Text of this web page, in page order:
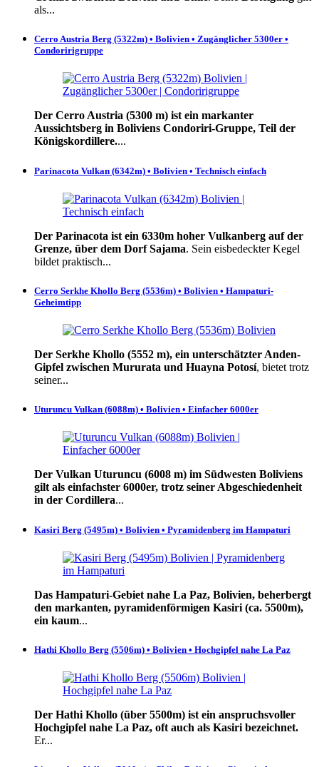
als...
Cerro Austria Berg (5322m) • Bolivien • Zugänglicher 5300er •
Condoririgruppe
Der Cerro Austria (5300 m) ist ein markanter
Aussichtsberg in Boliviens Condoriri-Gruppe, Teil der
Königskordillere....
Parinacota Vulkan (6342m) • Bolivien • Technisch einfach
Der Parinacota ist ein 6330m hoher Vulkanberg auf der
Grenze, über dem Dorf Sajama. Sein eisbedeckter Kegel
bildet praktisch...
Cerro Serkhe Khollo Berg (5536m) • Bolivien • Hampaturi-
Geheimtipp
Der Serkhe Khollo (5552 m), ein unterschätzter Anden-
Gipfel zwischen Mururata und Huayna Potosí, bietet trotz
seiner...
Uturuncu Vulkan (6088m) • Bolivien • Einfacher 6000er
Der Vulkan Uturuncu (6008 m) im Südwesten Boliviens
gilt als einfachster 6000er, trotz seiner Abgeschiedenheit
in der Cordillera...
Kasiri Berg (5495m) • Bolivien • Pyramidenberg im Hampaturi
Das Hampaturi-Gebiet nahe La Paz, Bolivien, beherbergt
den markanten, pyramidenförmigen Kasiri (ca. 5500m),
ein kaum...
Hathi Khollo Berg (5506m) • Bolivien • Hochgipfel nahe La Paz
Der Hathi Khollo (über 5500m) ist ein anspruchsvoller
Hochgipfel nahe La Paz, oft auch als Kasiri bezeichnet.
Er...